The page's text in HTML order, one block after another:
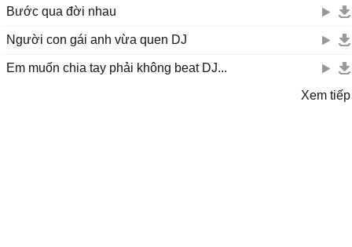
Bước qua đời nhau
Người con gái anh vừa quen DJ
Em muốn chia tay phải không beat DJ...
Xem tiếp